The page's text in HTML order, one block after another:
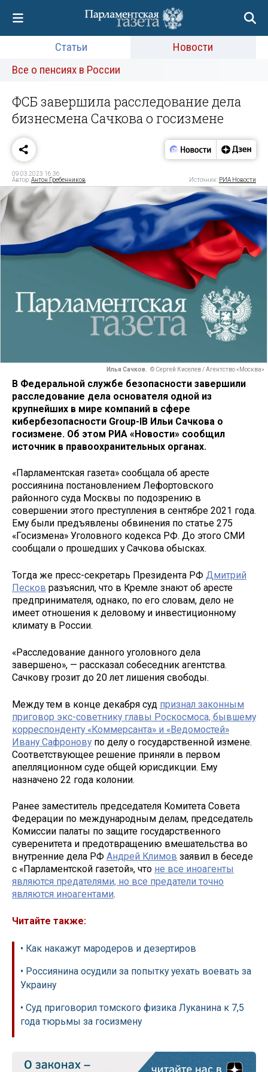
Статьи
Новости
Все о пенсиях в России
ФСБ завершила расследование дела
бизнесмена Сачкова о госизмене
09.03.2023 16:36
Автор:Антон Гребенников Источник: РИА Новости
Илья Сачков. © Сергей Киселев / Агентство «Москва»
В Федеральной службе безопасности завершили
расследование дела основателя одной из
крупнейших в мире компаний в сфере
кибербезопасности Group-IB Ильи Сачкова о
госизмене. Об этом РИА «Новости» сообщил
источник в правоохранительных органах.
«Парламентская газета» сообщала об аресте
россиянина постановлением Лефортовского
районного суда Москвы по подозрению в
совершении этого преступления в сентябре 2021 года.
Ему были предъявлены обвинения по статье 275
«Госизмена» Уголовного кодекса РФ. До этого СМИ
сообщали о прошедших у Сачкова обысках.
Тогда же пресс-секретарь Президента РФ Дмитрий
Песков разъяснил, что в Кремле знают об аресте
предпринимателя, однако, по его словам, дело не
имеет отношения к деловому и инвестиционному
климату в России.
«Расследование данного уголовного дела
завершено», — рассказал собеседник агентства.
Сачкову грозит до 20 лет лишения свободы.
Между тем в конце декабря суд признал законным
приговор экс-советнику главы Роскосмоса, бывшему
корреспонденту «Коммерсанта» и «Ведомостей»
Ивану Сафронову по делу о государственной измене.
Соответствующее решение приняли в первом
апелляционном суде общей юрисдикции. Ему
назначено 22 года колонии.
Ранее заместитель председателя Комитета Совета
Федерации по международным делам, председатель
Комиссии палаты по защите государственного
суверенитета и предотвращению вмешательства во
внутренние дела РФ Андрей Климов заявил в беседе
с «Парламентской газетой», что не все иноагенты
являются предателями, но все предатели точно
являются иноагентами.
Читайте также:
• Как накажут мародеров и дезертиров
• Россиянина осудили за попытку уехать воевать за
Украину
• Суд приговорил томского физика Луканина к 7,5
года тюрьмы за госизмену